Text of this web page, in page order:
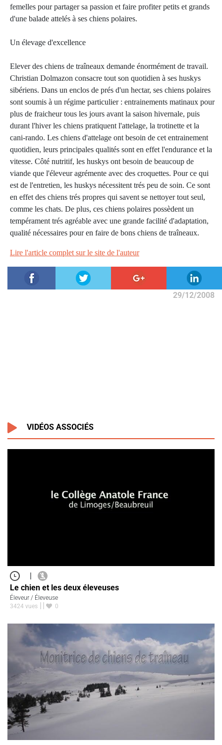
femelles pour partager sa passion et faire profiter petits et grands
d'une balade attelés à ses chiens polaires.
Un élevage d'excellence
Elever des chiens de traîneaux demande énormément de travail.
Christian Dolmazon consacre tout son quotidien à ses huskys
sibériens. Dans un enclos de prés d'un hectar, ses chiens polaires
sont soumis à un régime particulier : entrainements matinaux pour
plus de fraicheur tous les jours avant la saison hivernale, puis
durant l'hiver les chiens pratiquent l'attelage, la trotinette et la
cani-rando. Les chiens d'attelage ont besoin de cet entrainement
quotidien, leurs principales qualités sont en effet l'endurance et la
vitesse. Côté nutritif, les huskys ont besoin de beaucoup de
viande que l'éleveur agrémente avec des croquettes. Pour ce qui
est de l'entretien, les huskys nécessitent trés peu de soin. Ce sont
en effet des chiens trés propres qui savent se nettoyer tout seul,
comme les chats. De plus, ces chiens polaires possèdent un
tempérament trés agréable avec une grande facilité d'adaptation,
qualité nécessaires pour en faire de bons chiens de traîneaux.
Lire l'article complet sur le site de l'auteur
29/12/2008
VIDÉOS ASSOCIÉS
|
Le chien et les deux éleveuses
Éleveur / Éleveuse
3424 vues
0